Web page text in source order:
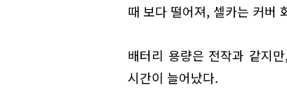
때 보다 떨어져, 셀카는 커버
배터리 용량은 전작과 같지
시간이 늘어났다.